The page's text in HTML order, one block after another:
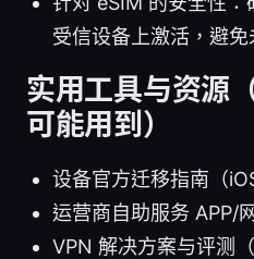
受信设备上激活，避免
实用工具与资源
可能用到）
设备官方迁移指南（
运营商自助服务 APP/
VPN 解决方案与评测